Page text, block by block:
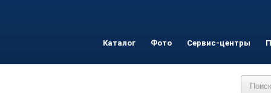
Каталог Фото Сервис-центры